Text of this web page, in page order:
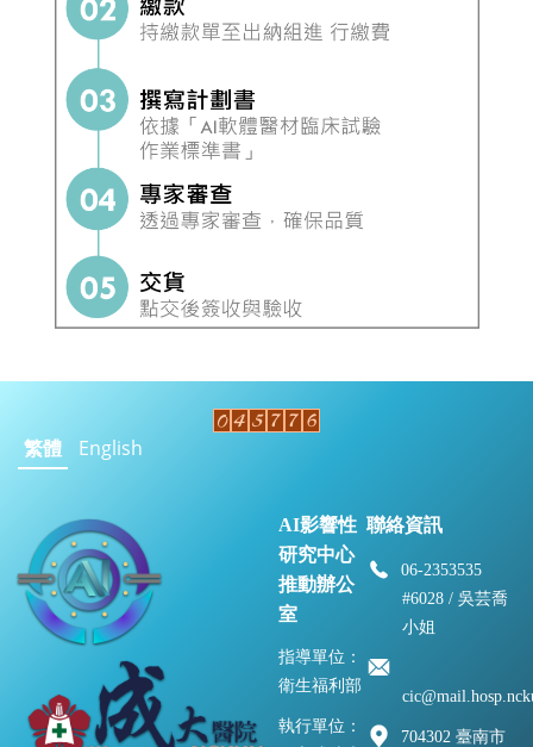
繁體 English
AI影響性
研究中心
推動辦公
室
指導單位：
衛生福利部
執行單位：
聯絡資訊
06-2353535
#6028 / 吳芸喬
小姐
704302 臺南市